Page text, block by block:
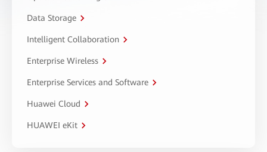
Data Storage
Intelligent Collaboration
Enterprise Wireless
Enterprise Services and Software
Huawei Cloud
HUAWEI eKit